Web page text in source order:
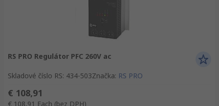
RS PRO Regulátor PFC 260V ac
Skladové číslo RS: 434-503Značka: RS PRO
€ 108,91
€ 108,91 Each (bez DPH)